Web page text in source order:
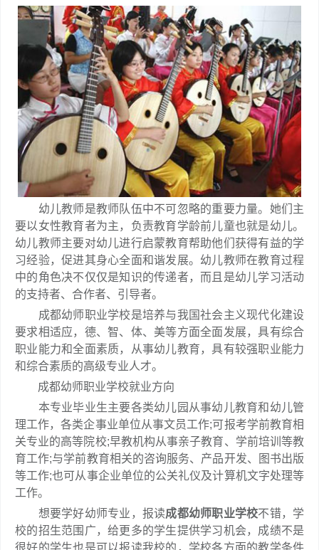
幼儿教师是教师队伍中不可忽略的重要力量。她们主
要以女性教育者为主，负责教育学龄前儿童也就是幼儿。
幼儿教师主要对幼儿进行启蒙教育帮助他们获得有益的学
习经验，促进其身心全面和谐发展。幼儿教师在教育过程
中的角色决不仅仅是知识的传递者，而且是幼儿学习活动
的支持者、合作者、引导者。
成都幼师职业学校是培养与我国社会主义现代化建设
要求相适应，德、智、体、美等方面全面发展，具有综合
职业能力和全面素质，从事幼儿教育，具有较强职业能力
和综合素质的高级专业人才。
成都幼师职业学校就业方向
本专业毕业生主要各类幼儿园从事幼儿教育和幼儿管
理工作，各类企事业单位从事文员工作;可报考学前教育相
关专业的高等院校;早教机构从事亲子教育、学前培训等教
育工作;与学前教育相关的咨询服务、产品开发、图书出版
等工作;也可从事企业单位的公关礼仪及计算机文字处理等
工作。
想要学好幼师专业，报读成都幼师职业学校不错，学
校的招生范围广，给更多的学生提供学习机会，成绩不是
很好的学生也是可以报读我校的，学校各方面的教学条件